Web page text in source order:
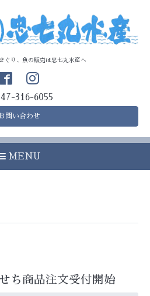
ぐり、魚の販売は忠七丸水産へ
316-6055
問い合わせ
MENU
ち商品注文受付開始